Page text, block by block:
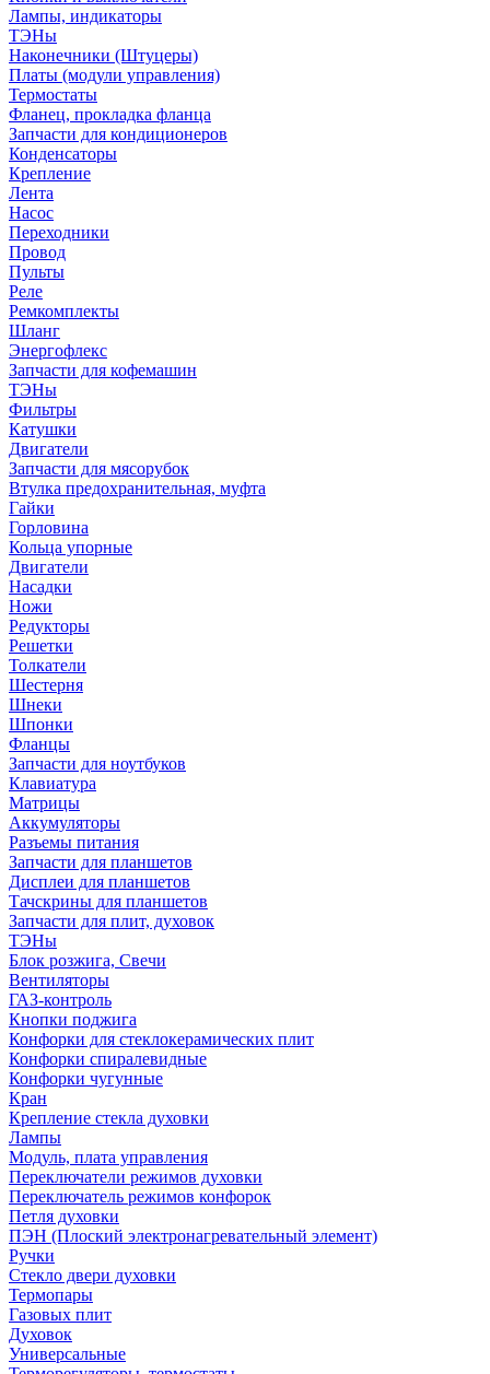
Лампы, индикаторы
ТЭНы
Наконечники (Штуцеры)
Платы (модули управления)
Термостаты
Фланец, прокладка фланца
Запчасти для кондиционеров
Конденсаторы
Крепление
Лента
Насос
Переходники
Провод
Пульты
Реле
Ремкомплекты
Шланг
Энергофлекс
Запчасти для кофемашин
ТЭНы
Фильтры
Катушки
Двигатели
Запчасти для мясорубок
Втулка предохранительная, муфта
Гайки
Горловина
Кольца упорные
Двигатели
Насадки
Ножи
Редукторы
Решетки
Толкатели
Шестерня
Шнеки
Шпонки
Фланцы
Запчасти для ноутбуков
Клавиатура
Матрицы
Аккумуляторы
Разъемы питания
Запчасти для планшетов
Дисплеи для планшетов
Тачскрины для планшетов
Запчасти для плит, духовок
ТЭНы
Блок розжига, Свечи
Вентиляторы
ГАЗ-контроль
Кнопки поджига
Конфорки для стеклокерамических плит
Конфорки спиралевидные
Конфорки чугунные
Кран
Крепление стекла духовки
Лампы
Модуль, плата управления
Переключатели режимов духовки
Переключатель режимов конфорок
Петля духовки
ПЭН (Плоский электронагревательный элемент)
Ручки
Стекло двери духовки
Термопары
Газовых плит
Духовок
Универсальные